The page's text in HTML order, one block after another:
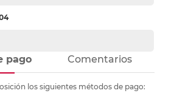
pago Comentarios
los siguientes métodos de pago: